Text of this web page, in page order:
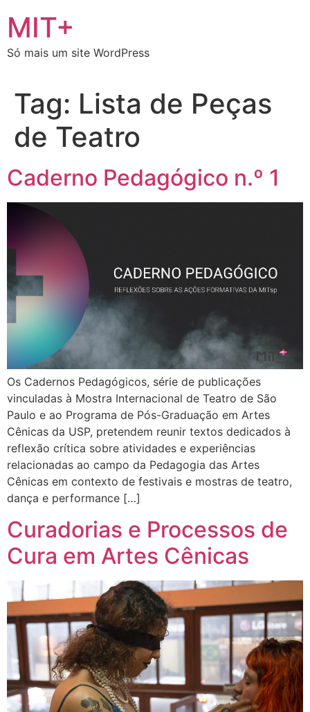
para
conteúdo
MIT+
Só mais um site WordPress
Tag: Lista de Peças
de Teatro
Caderno Pedagógico n.º 1
Os Cadernos Pedagógicos, série de publicações
vinculadas à Mostra Internacional de Teatro de São
Paulo e ao Programa de Pós-Graduação em Artes
Cênicas da USP, pretendem reunir textos dedicados à
reflexão crítica sobre atividades e experiências
relacionadas ao campo da Pedagogia das Artes
Cênicas em contexto de festivais e mostras de teatro,
dança e performance […]
Curadorias e Processos de
Cura em Artes Cênicas